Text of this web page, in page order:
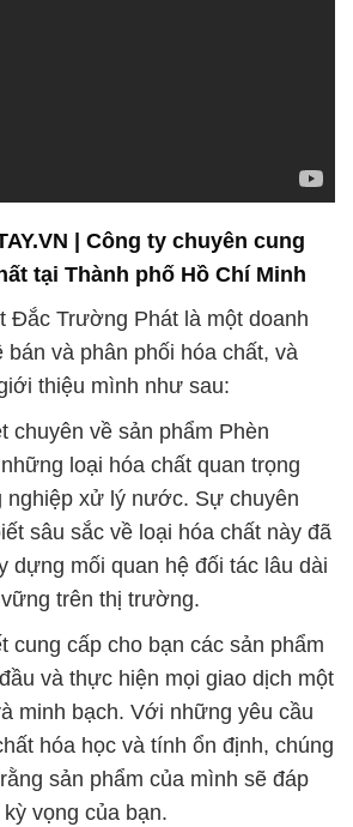
| Công ty chuyên cung
tại Thành phố Hồ Chí Minh
Đắc Trường Phát là một doanh
bán và phân phối hóa chất, và
thiệu mình như sau:
chuyên về sản phẩm Phèn
loại hóa chất quan trọng
nghiệp xử lý nước. Sự chuyên
sâu sắc về loại hóa chất này đã
dựng mối quan hệ đối tác lâu dài
trên thị trường.
cung cấp cho bạn các sản phẩm
và thực hiện mọi giao dịch một
minh bạch. Với những yêu cầu
hóa học và tính ổn định, chúng
sản phẩm của mình sẽ đáp
vọng của bạn.